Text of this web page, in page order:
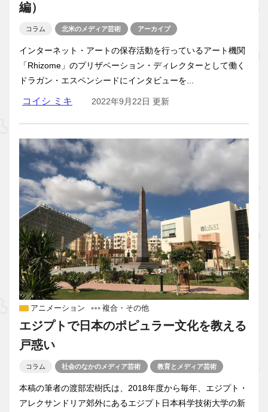
編）
コラム 北米のメディア芸術 アーカイブ
インターネット・アートの保存活動を行っているアート機関
「Rhizome」のプリザベーション・ディレクターとして働く
ドラガン・エスペンシードにインタビューを...
コイシ ミキ 2022年9月22日 更新
アニメーション 複合・その他
エジプトで日本のポピュラー文化を教える
戸惑い
コラム 社会のなかのメディア芸術 教育とメディア芸術
本稿の筆者の渡部宏樹氏は、2018年度から毎年、エジプト・
アレクサンドリア郊外にあるエジプト日本科学技術大学の新